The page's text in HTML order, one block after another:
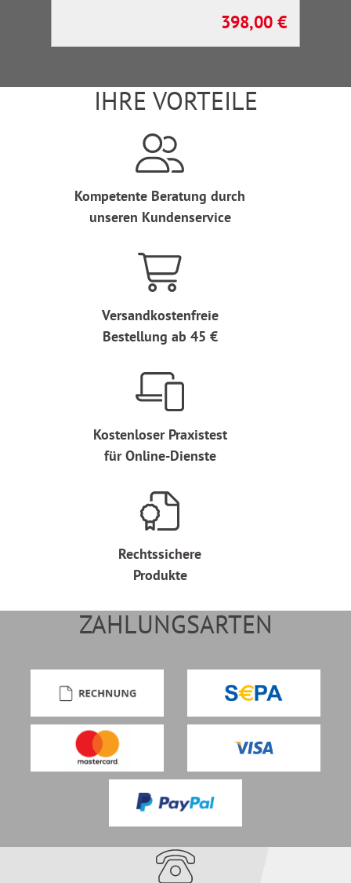
Regulärer Preis:
398,00 €
IHRE VORTEILE
Kompetente Beratung durch
unseren Kundenservice
Versandkostenfreie
Bestellung ab 45 €
Kostenloser Praxistest
für Online-Dienste
Rechtssichere
Produkte
ZAHLUNGSARTEN